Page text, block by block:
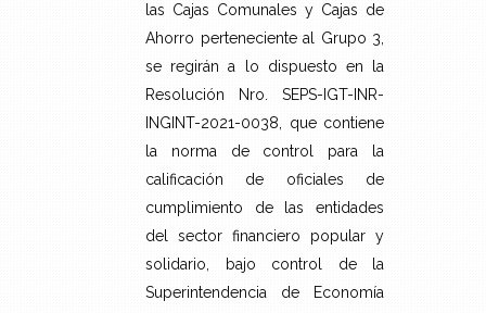
las Cajas Comunales y Cajas de
Ahorro perteneciente al Grupo 3,
se regirán a lo dispuesto en la
Resolución Nro. SEPS-IGT-INR-
INGINT-2021-0038, que contiene
la norma de control para la
calificación de oficiales de
cumplimiento de las entidades
del sector financiero popular y
solidario, bajo control de la
Superintendencia de Economía